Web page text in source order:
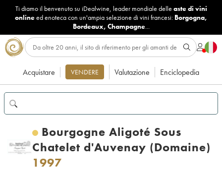
Ti diamo il benvenuto su iDealwine, leader mondiale delle aste di vini
onlineed enoteca con un'ampia selezione di vini francesi: Borgogna,
Bordeaux, Champagne...
Acquistare VENDERE Valutazione Enciclopedia
Bourgogne Aligoté Sous
Chatelet d'Auvenay (Domaine)
1997